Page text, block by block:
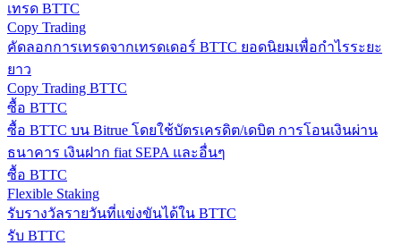
กลยุทธ์การซื้อขาย
เรียนรู้วิธีการรักษาผลกำไร
เทรด BTTC
Copy Trading
คัดลอกการเทรดจากเทรดเดอร์ BTTC ยอดนิยมเพื่อกำไรระยะ
ยาว
Copy Trading BTTC
ซื้อ BTTC
ซื้อ BTTC บน Bitrue โดยใช้บัตรเครดิต/เดบิต การโอนเงินผ่าน
ธนาคาร เงินฝาก fiat SEPA และอื่นๆ
ซื้อ BTTC
Flexible Staking
รับรางวัลรายวันที่แข่งขันได้ใน BTTC
รับ BTTC